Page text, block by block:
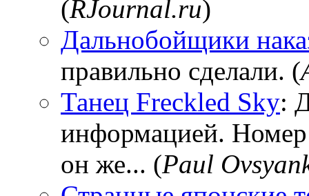
(RJournal.ru)
Дальнобойщики
правильно сделали. (
Танец Freckled Sky:
информацией.
он же... (Paul